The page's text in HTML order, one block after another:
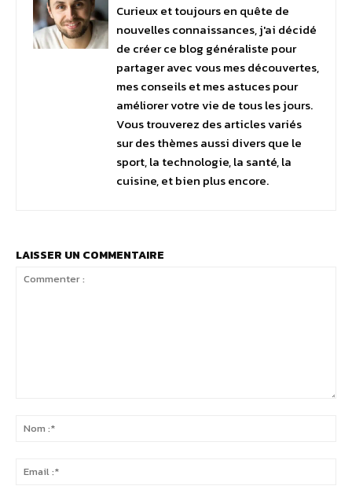
Curieux et toujours en quête de
nouvelles connaissances, j'ai décidé
de créer ce blog généraliste pour
partager avec vous mes découvertes,
mes conseils et mes astuces pour
améliorer votre vie de tous les jours.
Vous trouverez des articles variés
sur des thèmes aussi divers que le
sport, la technologie, la santé, la
cuisine, et bien plus encore.
LAISSER UN COMMENTAIRE